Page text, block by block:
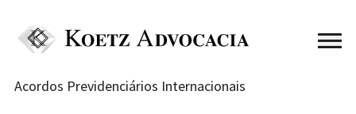
Acordos Previdenciários Internacionais